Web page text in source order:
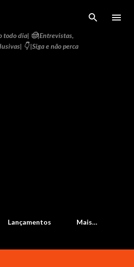
o conteúdo principal
todo dia| 🤠|Entrevistas,
👇 |Siga e não perca
Lançamentos Mais…